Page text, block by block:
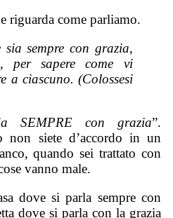
riguarda come parliamo.
sia sempre con grazia,
per sapere come vi
a ciascuno. (Colossesi
SEMPRE con grazia”.
non siete d’accordo in un
quando sei trattato con
vanno male.
dove si parla sempre con
dove si parla con la grazia